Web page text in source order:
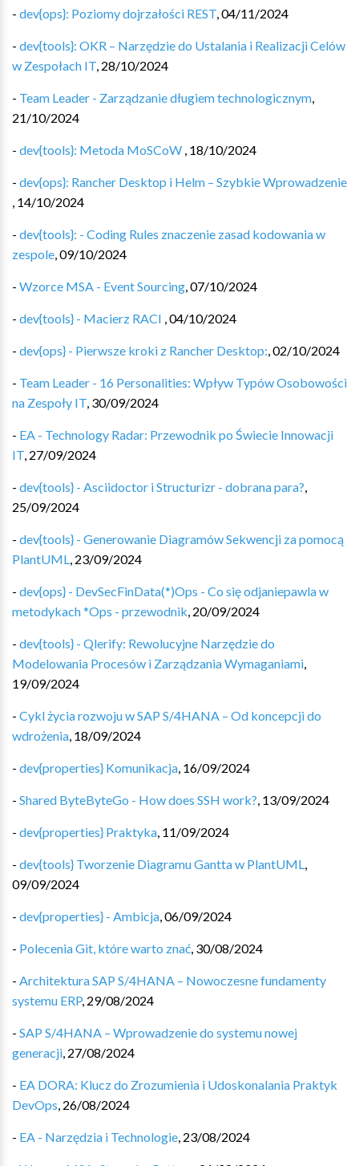
- dev{ops}: Poziomy dojrzałości REST,04/11/2024
- dev{tools}: OKR – Narzędzie do Ustalania i Realizacji Celów
w Zespołach IT, 28/10/2024
- Team Leader - Zarządzanie długiem technologicznym,
21/10/2024
- dev{tools}: Metoda MoSCoW , 18/10/2024
- dev{ops}: Rancher Desktop i Helm – Szybkie Wprowadzenie
, 14/10/2024
- dev{tools}: - Coding Rules znaczenie zasad kodowania w
zespole,09/10/2024
- Wzorce MSA - Event Sourcing,07/10/2024
- dev{tools} - Macierz RACI ,04/10/2024
- dev{ops} - Pierwsze kroki z Rancher Desktop:,02/10/2024
- Team Leader - 16 Personalities: Wpływ Typów Osobowości
na Zespoły IT, 30/09/2024
- EA - Technology Radar: Przewodnik po Świecie Innowacji
IT, 27/09/2024
- dev{tools} - Asciidoctor i Structurizr - dobrana para?,
25/09/2024
- dev{tools} - Generowanie Diagramów Sekwencji za pomocą
PlantUML, 23/09/2024
- dev{ops} - DevSecFinData(*)Ops - Co się odjaniepawla w
metodykach *Ops - przewodnik, 20/09/2024
- dev{tools} - Qlerify: Rewolucyjne Narzędzie do
Modelowania Procesów i Zarządzania Wymaganiami,
19/09/2024
- Cykl życia rozwoju w SAP S/4HANA – Od koncepcji do
wdrożenia, 18/09/2024
- dev{properties} Komunikacja, 16/09/2024
- Shared ByteByteGo - How does SSH work?, 13/09/2024
- dev{properties} Praktyka, 11/09/2024
- dev{tools} Tworzenie Diagramu Gantta w PlantUML,
09/09/2024
- dev{properties} - Ambicja,06/09/2024
- Polecenia Git, które warto znać, 30/08/2024
- Architektura SAP S/4HANA – Nowoczesne fundamenty
systemu ERP, 29/08/2024
- SAP S/4HANA – Wprowadzenie do systemu nowej
generacji, 27/08/2024
- EA DORA: Klucz do Zrozumienia i Udoskonalania Praktyk
DevOps, 26/08/2024
- EA - Narzędzia i Technologie, 23/08/2024